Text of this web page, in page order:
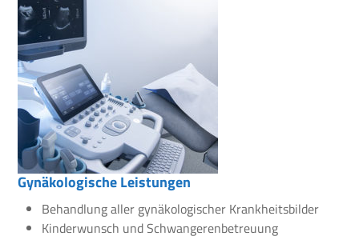
Gynäkologische Leistungen
Behandlung aller gynäkologischer Krankheitsbilder
Kinderwunsch und Schwangerenbetreuung